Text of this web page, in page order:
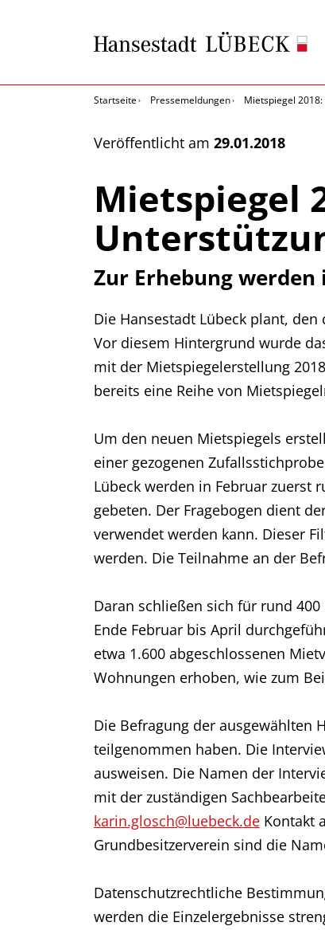
Startseite Pressemeldungen Mietspiegel
Veröffentlicht am 29.01.2018
Mietspiegel
Zur Erhebung werden
Die Hansestadt Lübeck plant,
Vor diesem Hintergrund wurde
mit der Mietspiegelerstellung
bereits eine Reihe von
Um den neuen Mietspiegels
einer gezogenen
Lübeck werden in Februar zuerst
gebeten. Der Fragebogen dient
verwendet werden kann. Dieser
werden. Die Teilnahme an der
Daran schließen sich für rund
Ende Februar bis April
etwa 1.600 abgeschlossenen
Wohnungen erhoben, wie zum
Die Befragung der ausgewählten
teilgenommen haben. Die
ausweisen. Die Namen der
mit der zuständigen
karin.glosch@luebeck.de Kontakt
Grundbesitzerverein sind die
Datenschutzrechtliche
werden die Einzelergebnisse